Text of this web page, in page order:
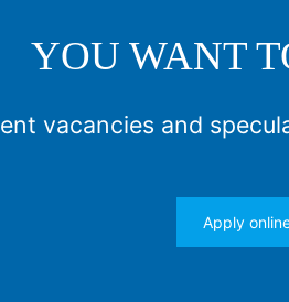
YOU WANT
vacancies and
Apply